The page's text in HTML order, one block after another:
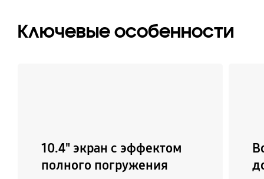
Ключевые особенности
10.4" экран с эффектом
полного погружения